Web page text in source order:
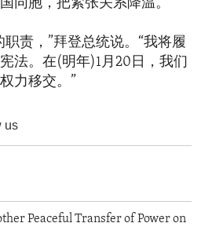
同胞，把紧张关系降温。”
责，”拜登总统说。“我将履
法。在(明年)1月20日，我们
力移交。”
us
Peaceful Transfer of Power on